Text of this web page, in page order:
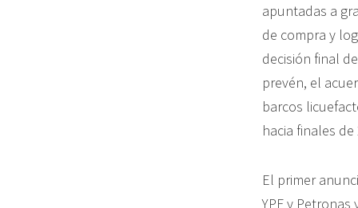
apuntadas a
de compra y
decisión final
prevén, el
barcos
hacia finales de
El primer
YPF y